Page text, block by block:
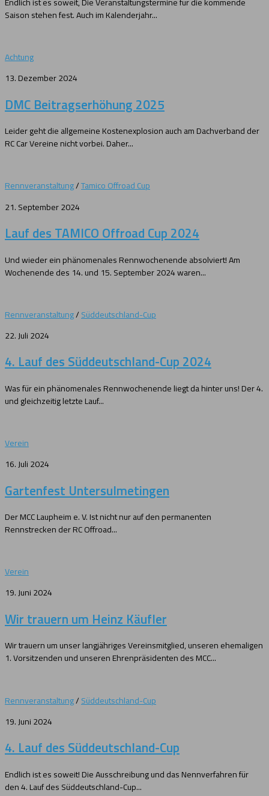
Saison stehen fest. Auch im Kalenderjahr...
Achtung
13. Dezember 2024
DMC Beitragserhöhung 2025
Leider geht die allgemeine Kostenexplosion auch am Dachverband der
RC Car Vereine nicht vorbei. Daher...
Rennveranstaltung/Tamico Offroad Cup
21. September 2024
Lauf des TAMICO Offroad Cup 2024
Und wieder ein phänomenales Rennwochenende absolviert! Am
Wochenende des 14. und 15. September 2024 waren...
Rennveranstaltung/ Süddeutschland-Cup
22. Juli 2024
4. Lauf des Süddeutschland-Cup 2024
Was für ein phänomenales Rennwochenende liegt da hinter uns! Der 4.
und gleichzeitig letzte Lauf...
Verein
16. Juli 2024
Gartenfest Untersulmetingen
Der MCC Laupheim e. V. Ist nicht nur auf den permanenten
Rennstrecken der RC Offroad...
Verein
19. Juni 2024
Wir trauern um Heinz Käufler
Wir trauern um unser langjähriges Vereinsmitglied, unseren ehemaligen
1. Vorsitzenden und unseren Ehrenpräsidenten des MCC...
Rennveranstaltung/ Süddeutschland-Cup
19. Juni 2024
4. Lauf des Süddeutschland-Cup
Endlich ist es soweit! Die Ausschreibung und das Nennverfahren für
den 4. Lauf des Süddeutschland-Cup...